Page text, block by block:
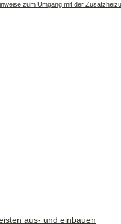
zum Umgang mit der
aus- und einbauen